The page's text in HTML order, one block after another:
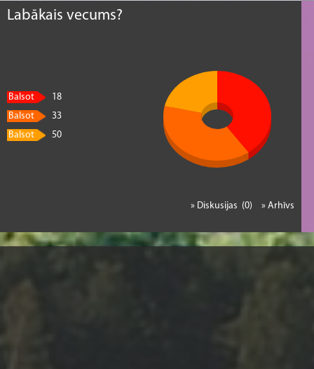
Labākais vecums?
Balsot
18
Balsot
33
Balsot
50
» Arhīvs
» Diskusijas (0)